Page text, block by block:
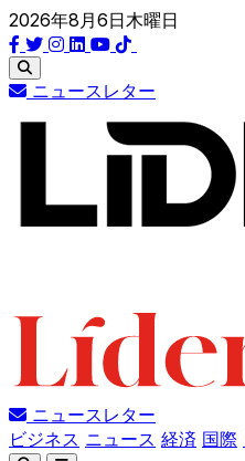
2026年8月6日木曜日
ニュースレター
ニュースレター
ビジネス ニュース 経済 国際